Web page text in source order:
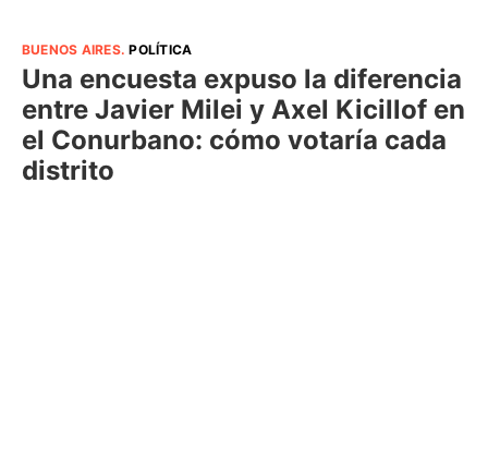
BUENOS AIRES.POLÍTICA
Una encuesta expuso la diferencia
entre Javier Milei y Axel Kicillof en
el Conurbano: cómo votaría cada
distrito